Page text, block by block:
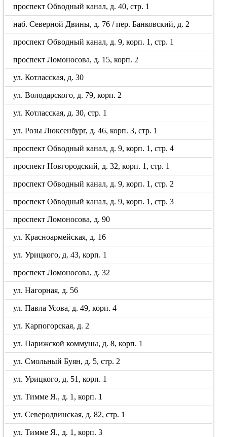
проспект Обводный канал, д. 40, стр. 1
наб. Северной Двины, д. 76 / пер. Банковский, д. 2
проспект Обводный канал, д. 9, корп. 1, стр. 1
проспект Ломоносова, д. 15, корп. 2
ул. Котласская, д. 30
ул. Володарского, д. 79, корп. 2
ул. Котласская, д. 30, стр. 1
ул. Розы Люксенбург, д. 46, корп. 3, стр. 1
проспект Обводный канал, д. 9, корп. 1, стр. 4
проспект Новгородский, д. 32, корп. 1, стр. 1
проспект Обводный канал, д. 9, корп. 1, стр. 2
проспект Обводный канал, д. 9, корп. 1, стр. 3
проспект Ломоносова, д. 90
ул. Красноармейская, д. 16
ул. Урицкого, д. 43, корп. 1
проспект Ломоносова, д. 32
ул. Нагорная, д. 56
ул. Павла Усова, д. 49, корп. 4
ул. Карпогорская, д. 2
ул. Парижской коммуны, д. 8, корп. 1
ул. Смольный Буян, д. 5, стр. 2
ул. Урицкого, д. 51, корп. 1
ул. Тимме Я., д. 1, корп. 1
ул. Северодвинская, д. 82, стр. 1
ул. Тимме Я., д. 1, корп. 3